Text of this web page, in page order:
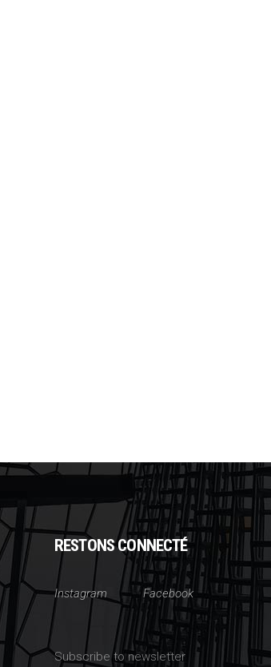
RESTONS CONNECTÉ
Instagram Facebook